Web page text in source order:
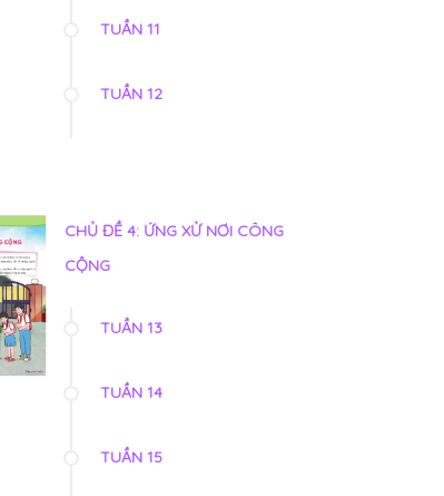
TUẦN 11
TUẦN 12
CHỦ ĐỀ 4: ỨNG XỬ NƠI CÔNG
CỘNG
TUẦN 13
TUẦN 14
TUẦN 15